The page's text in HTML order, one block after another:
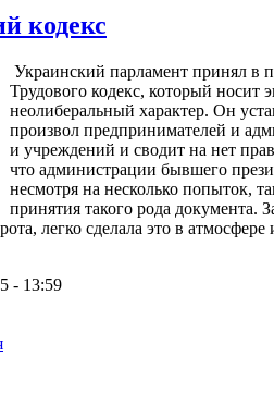
кодекс
Украинский парламент принял в
Трудового кодекс, который носит
неолиберальный характер. Он
произвол предпринимателей и
и учреждений и сводит на нет
что администрации бывшего
несмотря на несколько попыток,
принятия такого рода документа.
легко сделала это в атмосфере
- 13:59